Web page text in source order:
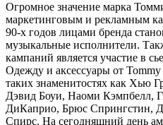
Огромное значение марка
маркетинговым и рекламным
90-х годов лицами бренда
музыкальные исполнители.
кампаний является участие в
Одежду и аксессуары от
таких знаменитостях как Хью
Дэвид Боуи, Наоми Кэмпбелл,
ДиКаприо, Брюс Спрингстин,
Спирс. На сегодняшний день